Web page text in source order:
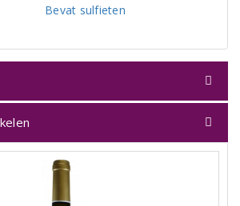
Bevat sulfieten